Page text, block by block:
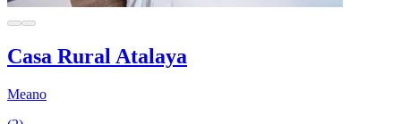
Casa Rural Atalaya
Meano